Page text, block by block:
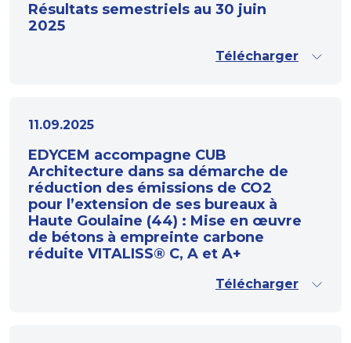
Résultats semestriels au 30 juin
2025
Télécharger
11.09.2025
EDYCEM accompagne CUB
Architecture dans sa démarche de
réduction des émissions de CO2
pour l’extension de ses bureaux à
Haute Goulaine (44) : Mise en œuvre
de bétons à empreinte carbone
réduite VITALISS® C, A et A+
Télécharger